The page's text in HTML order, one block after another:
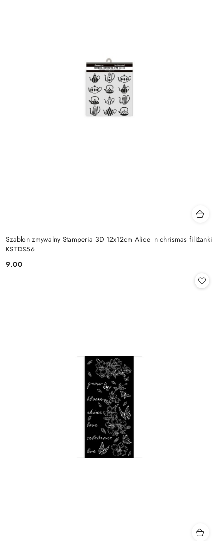
Szablon zmywalny Stamperia 3D 12x12cm Alice in chrismas filiżanki
KSTDS56
Cena:
9.00